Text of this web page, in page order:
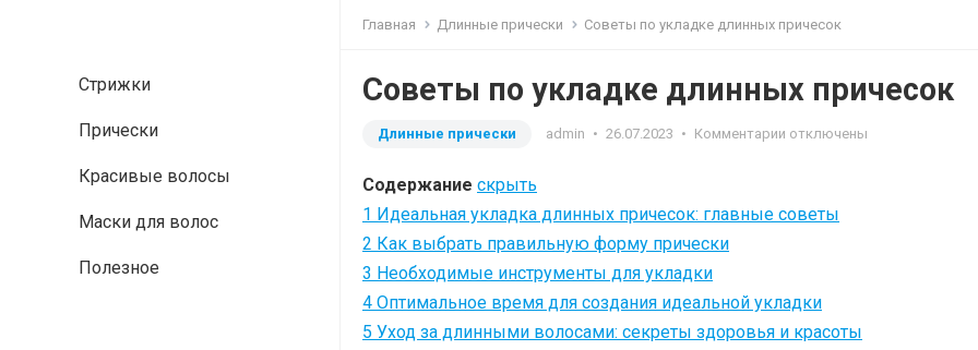
Стрижки
Прически
Красивые волосы
Маски для волос
Полезное
Главная Длинные прически Советы по укладке длинных причесок
Советы по укладке длинных причесок
Длинные прически admin • 26.07.2023 • Комментарии отключены
Содержание скрыть
1 Идеальная укладка длинных причесок: главные советы
2 Как выбрать правильную форму прически
3 Необходимые инструменты для укладки
4 Оптимальное время для создания идеальной укладки
5 Уход за длинными волосами: секреты здоровья и красоты